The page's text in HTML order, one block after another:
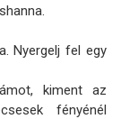
Nyergelj fel egy
kiment az
fényénél